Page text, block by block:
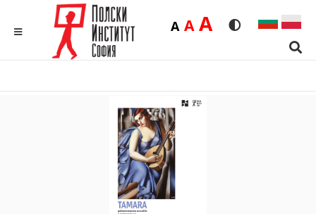
Rozmiar
ADomyślna
AŚrednia
ADużaWersja